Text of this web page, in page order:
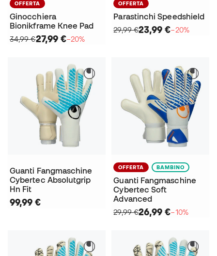
OFFERTA
Ginocchiera
Bionikframe Knee Pad
34,99 €27,99 €−20%
OFFERTA
Parastinchi Speedshield
29,99 €23,99 €−20%
Guanti Fangmaschine
Cybertec Absolutgrip
Hn Fit
99,99 €
OFFERTA BAMBINO
Guanti Fangmaschine
Cybertec Soft
Advanced
29,99 €26,99 €−10%